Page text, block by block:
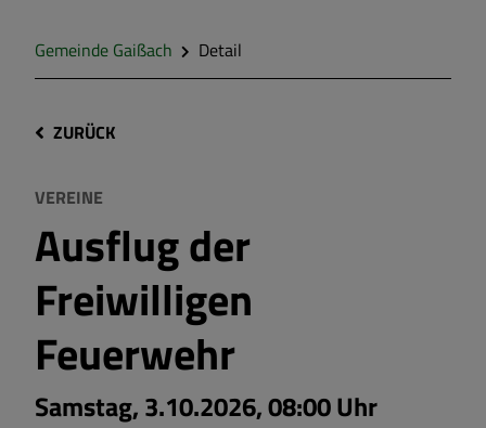
Gemeinde Gaißach Detail
ZURÜCK
VEREINE
Ausflug der
Freiwilligen
Feuerwehr
Samstag, 3.10.2026, 08:00 Uhr